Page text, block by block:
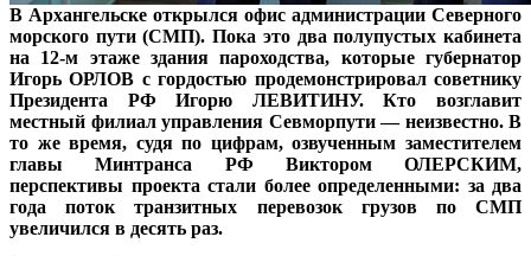
В Архангельске открылся офис администрации Северного
морского пути (СМП). Пока это два полупустых кабинета
на 12-м этаже здания пароходства, которые губернатор
Игорь ОРЛОВ с гордостью продемонстрировал советнику
Президента РФ Игорю ЛЕВИТИНУ. Кто возглавит
местный филиал управления Севморпути — неизвестно. В
то же время, судя по цифрам, озвученным заместителем
главы Минтранса РФ Виктором ОЛЕРСКИМ,
перспективы проекта стали более определенными: за два
года поток транзитных перевозок грузов по СМП
увеличился в десять раз.